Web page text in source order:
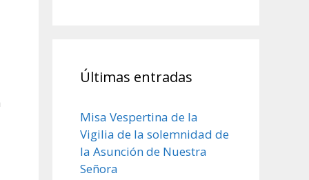
Últimas entradas
Misa Vespertina de la
Vigilia de la solemnidad de
la Asunción de Nuestra
Señora